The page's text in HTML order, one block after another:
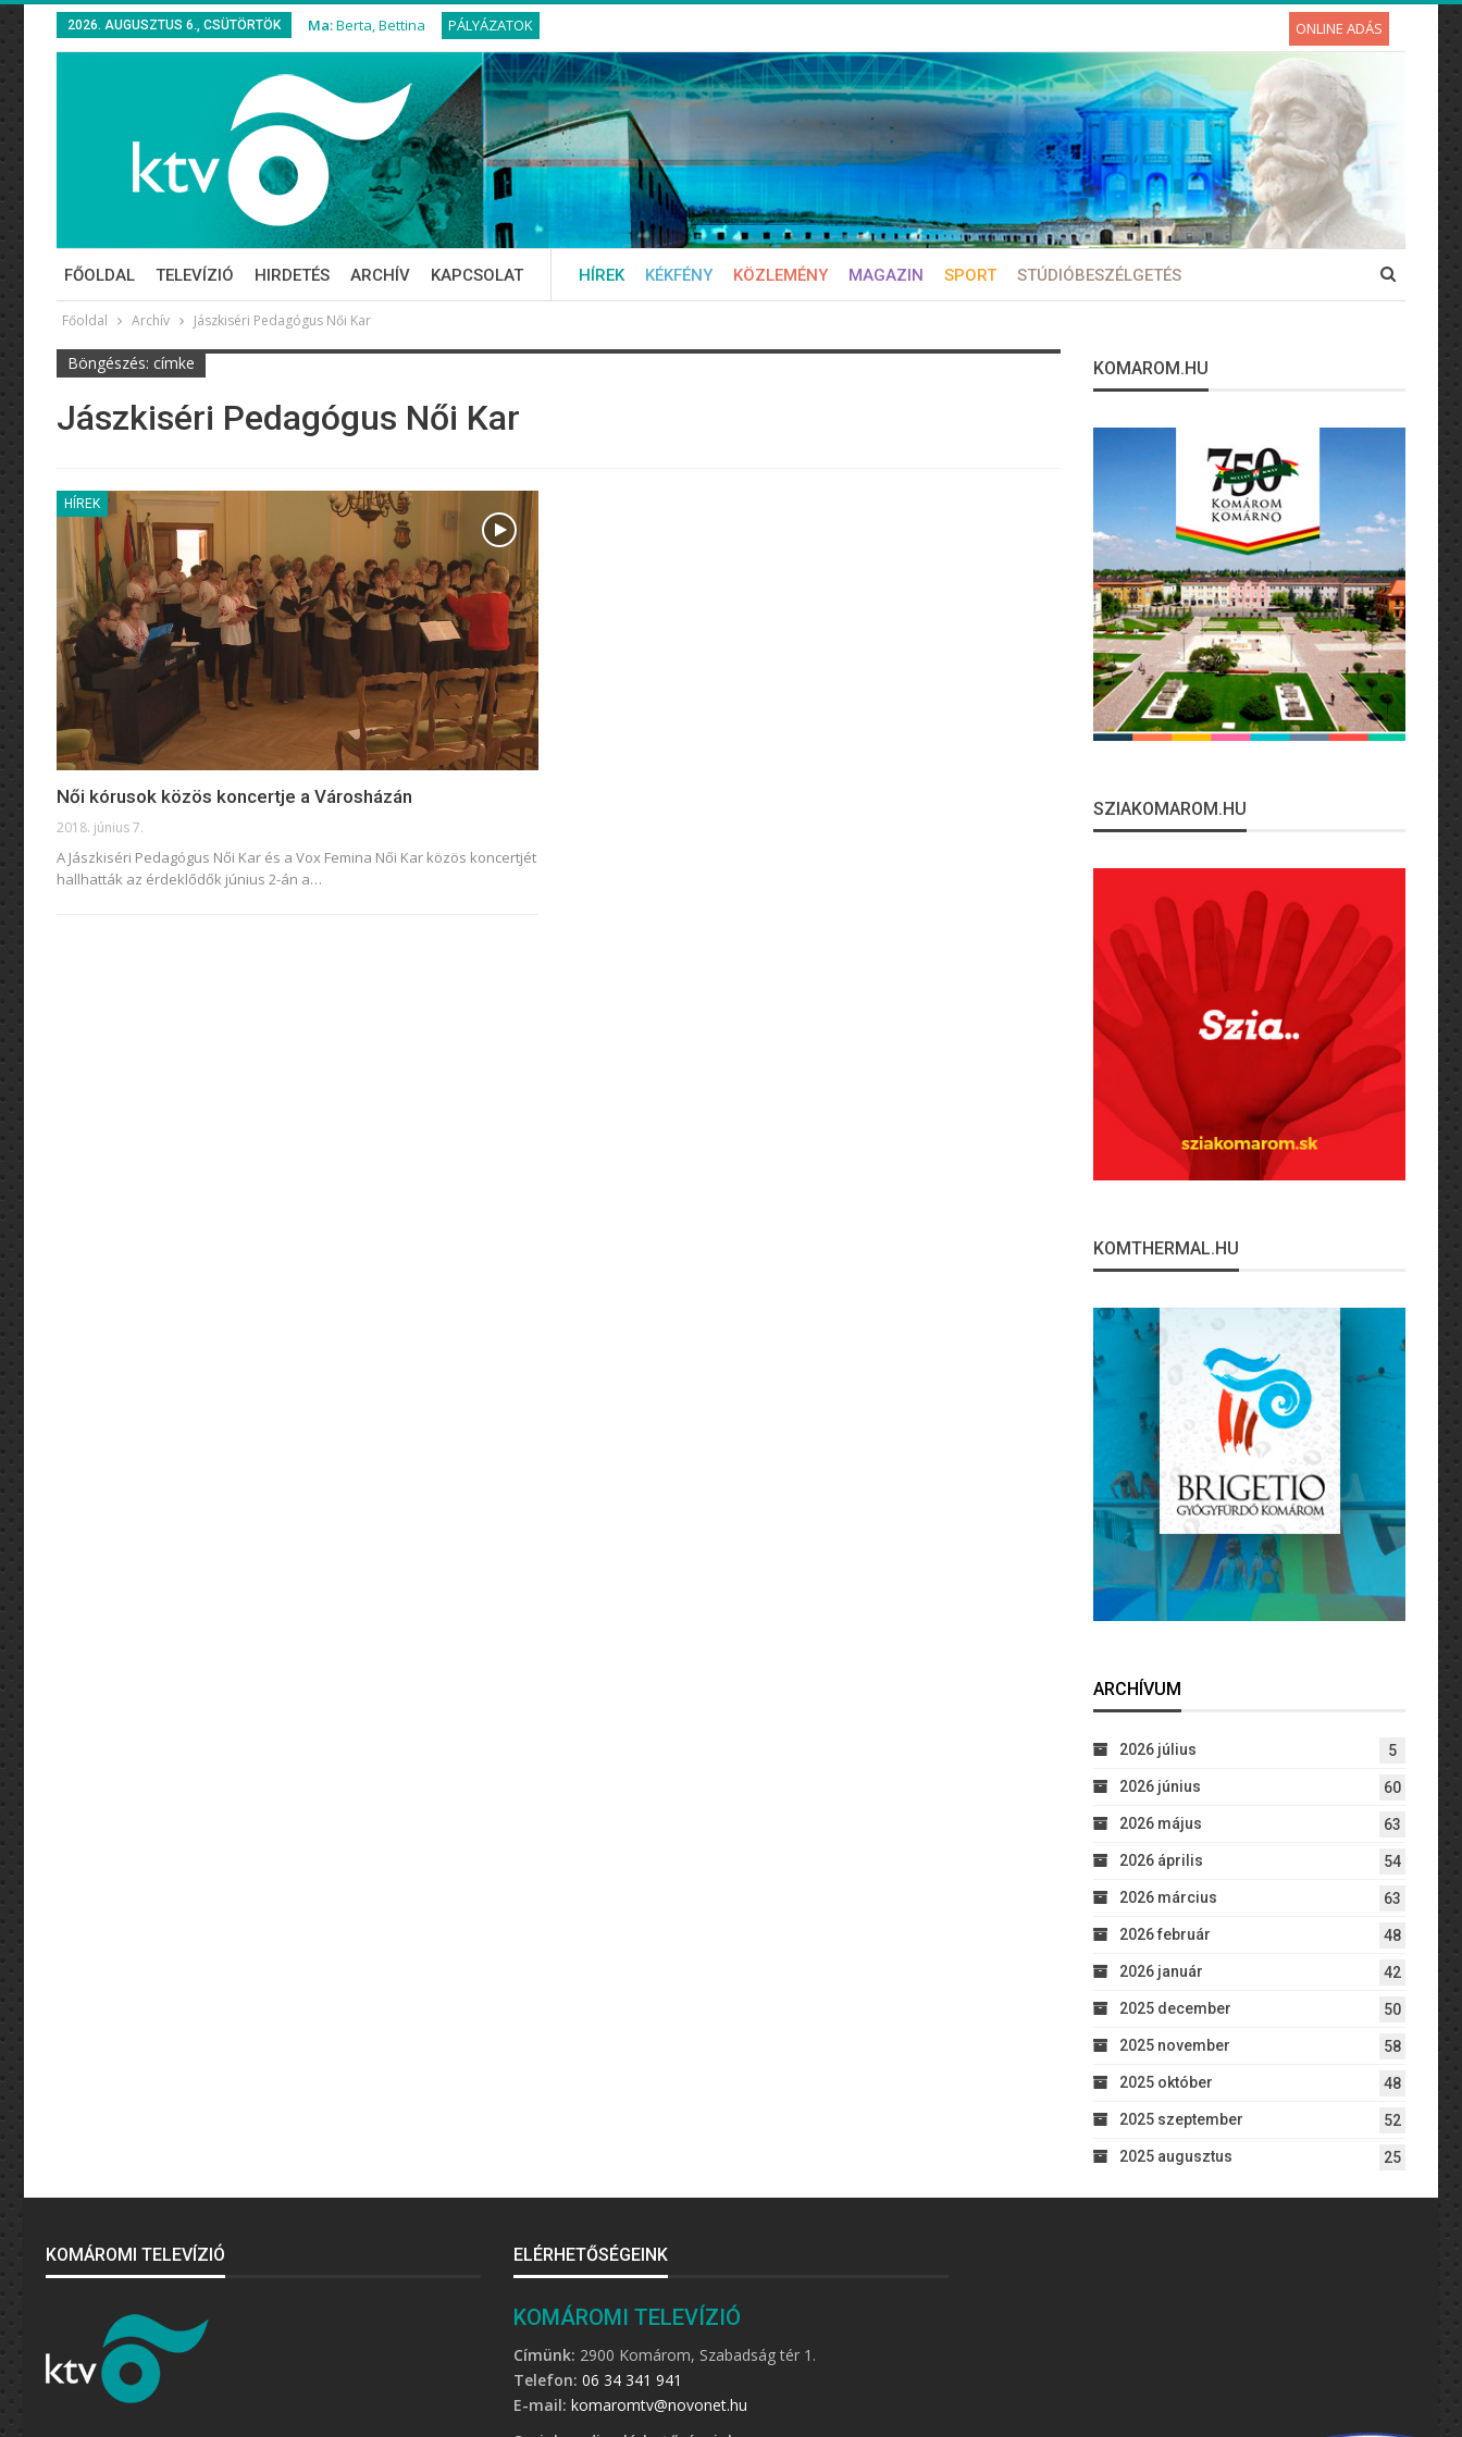
2026. AUGUSZTUS 6., CSÜTÖRTÖK Ma:Berta, Bettina PÁLYÁZATOK ONLINE ADÁS
FŐOLDAL TELEVÍZIÓ HIRDETÉS ARCHÍV KAPCSOLAT HÍREK KÉKFÉNY KÖZLEMÉNY MAGAZIN SPORT STÚDIÓBESZÉLGETÉS
Főoldal Archív Jászkiséri Pedagógus Női Kar
Böngészés: címke
Jászkiséri Pedagógus Női Kar
HÍREK
Női kórusok közös koncertje a Városházán
2018. június 7.
A Jászkiséri Pedagógus Női Kar és a Vox Femina Női Kar közös koncertjét
hallhatták az érdeklődők június 2-án a…
KOMAROM.HU
SZIAKOMAROM.HU
KOMTHERMAL.HU
ARCHÍVUM
2026 július 5
2026 június 60
2026 május 63
2026 április 54
2026 március 63
2026 február 48
2026 január 42
2025 december 50
2025 november 58
2025 október 48
2025 szeptember 52
2025 augusztus 25
KOMÁROMI TELEVÍZIÓ ELÉRHETŐSÉGEINK
KOMÁROMI TELEVÍZIÓ
Címünk: 2900 Komárom, Szabadság tér 1.
Telefon: 06 34 341 941
E-mail: komaromtv@novonet.hu